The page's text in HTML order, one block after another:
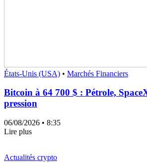
États-Unis (USA) • Marchés Financiers
Bitcoin à 64 700 $ : Pétrole,
pression
06/08/2026 • 8:35
Lire plus
Actualités crypto